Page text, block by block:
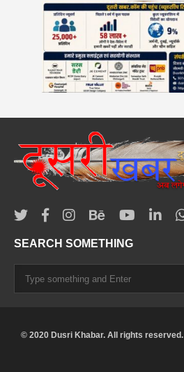
SEARCH SOMETHING
© 2020 Dusri Khabar. All rights reserved.